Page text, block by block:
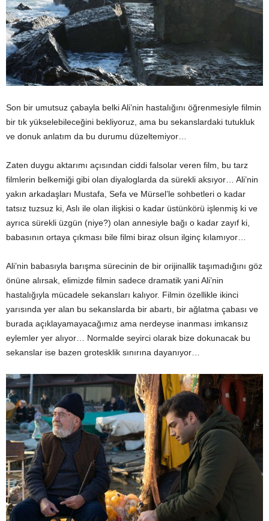
Son bir umutsuz çabayla belki Ali’nin hastalığını öğrenmesiyle filmin
bir tık yükselebileceğini bekliyoruz, ama bu sekanslardaki tutukluk
ve donuk anlatım da bu durumu düzeltemiyor…
Zaten duygu aktarımı açısından ciddi falsolar veren film, bu tarz
filmlerin belkemiği gibi olan diyaloglarda da sürekli aksıyor… Ali’nin
yakın arkadaşları Mustafa, Sefa ve Mürsel’le sohbetleri o kadar
tatsız tuzsuz ki, Aslı ile olan ilişkisi o kadar üstünkörü işlenmiş ki ve
ayrıca sürekli üzgün (niye?) olan annesiyle bağı o kadar zayıf ki,
babasının ortaya çıkması bile filmi biraz olsun ilginç kılamıyor…
Ali’nin babasıyla barışma sürecinin de bir orijinallik taşımadığını göz
önüne alırsak, elimizde filmin sadece dramatik yani Ali’nin
hastalığıyla mücadele sekansları kalıyor. Filmin özellikle ikinci
yarısında yer alan bu sekanslarda bir abartı, bir ağlatma çabası ve
burada açıklayamayacağımız ama nerdeyse inanması imkansız
eylemler yer alıyor… Normalde seyirci olarak bize dokunacak bu
sekanslar ise bazen grotesklik sınırına dayanıyor…